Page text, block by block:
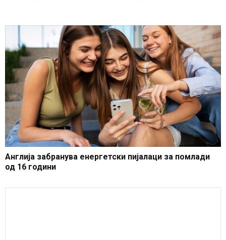
Англија забранува енергетски пијалаци за помлади
од 16 години